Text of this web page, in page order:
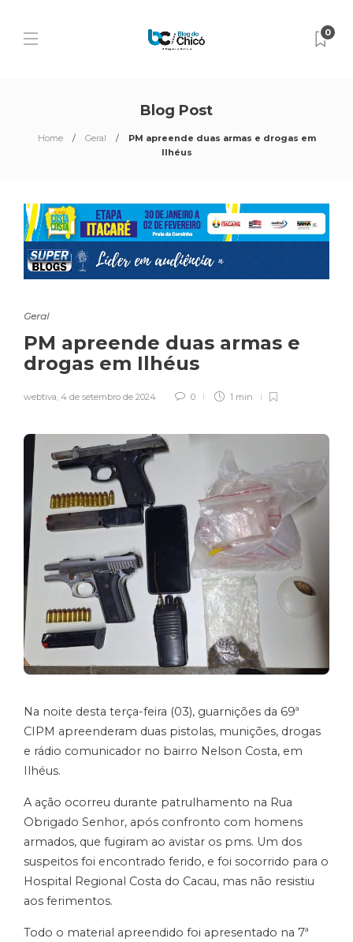
0
Blog Post
Home Geral
PM apreende duas armas e drogas em
Ilhéus
Geral
PM apreende duas armas e
drogas em Ilhéus
webtiva, 4 de setembro de 2024 0 1 min
Na noite desta terça-feira (03), guarnições da 69ª
CIPM apreenderam duas pistolas, munições, drogas
e rádio comunicador no bairro Nelson Costa, em
Ilhéus.
A ação ocorreu durante patrulhamento na Rua
Obrigado Senhor, após confronto com homens
armados, que fugiram ao avistar os pms. Um dos
suspeitos foi encontrado ferido, e foi socorrido para o
Hospital Regional Costa do Cacau, mas não resistiu
aos ferimentos.
Todo o material apreendido foi apresentado na 7ª